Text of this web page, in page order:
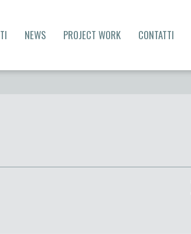
NEWS PROJECT WORK CONTATTI